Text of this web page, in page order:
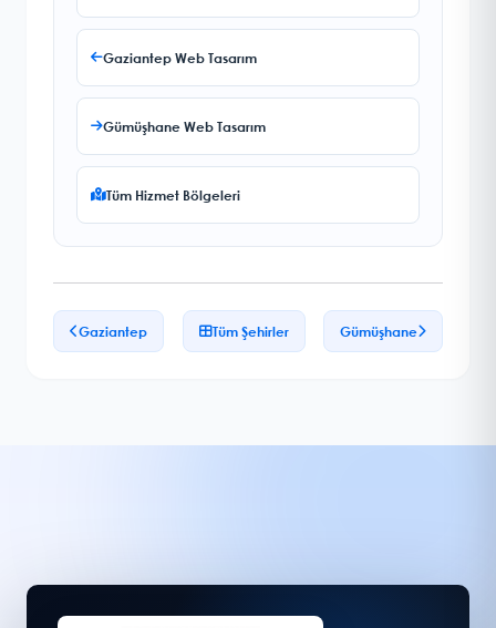
Gaziantep Web Tasarım
Gümüşhane Web Tasarım
Tüm Hizmet Bölgeleri
Gaziantep Tüm Şehirler Gümüşhane